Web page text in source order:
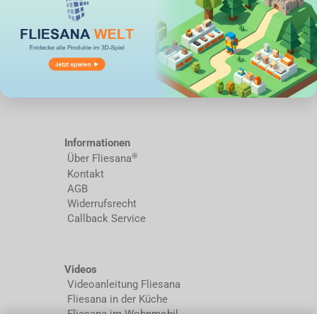
Informationen
Über Fliesana®
Kontakt
AGB
Widerrufsrecht
Callback Service
Videos
Videoanleitung Fliesana
Fliesana in der Küche